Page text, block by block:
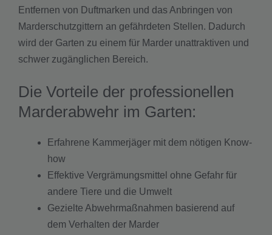
Entfernen von Duftmarken und das Anbringen von
Marderschutzgittern an gefährdeten Stellen. Dadurch
wird der Garten zu einem für Marder unattraktiven und
schwer zugänglichen Bereich.
Die Vorteile der professionellen
Marderabwehr im Garten:
Erfahrene Kammerjäger mit dem nötigen Know-
how
Effektive Vergrämungsmittel ohne Gefahr für
andere Tiere und die Umwelt
Gezielte Abwehrmaßnahmen basierend auf
dem Verhalten der Marder